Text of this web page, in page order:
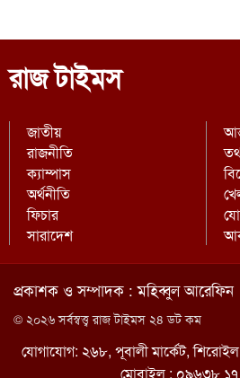
রাজ টাইমস
জাতীয়
রাজনীতি
ক্যাম্পাস
অর্থনীতি
ফিচার
সারাদেশ
প্রকাশক ও সম্পাদক : মহিব্বুল আরেফিন
© ২০২৬ সর্বস্বত্ত্ব রাজ টাইমস ২৪ ডট কম
যোগাযোগ: ২৬৮, পূবালী মার্কেট,
মোবাইল : ০৯৬৩৮